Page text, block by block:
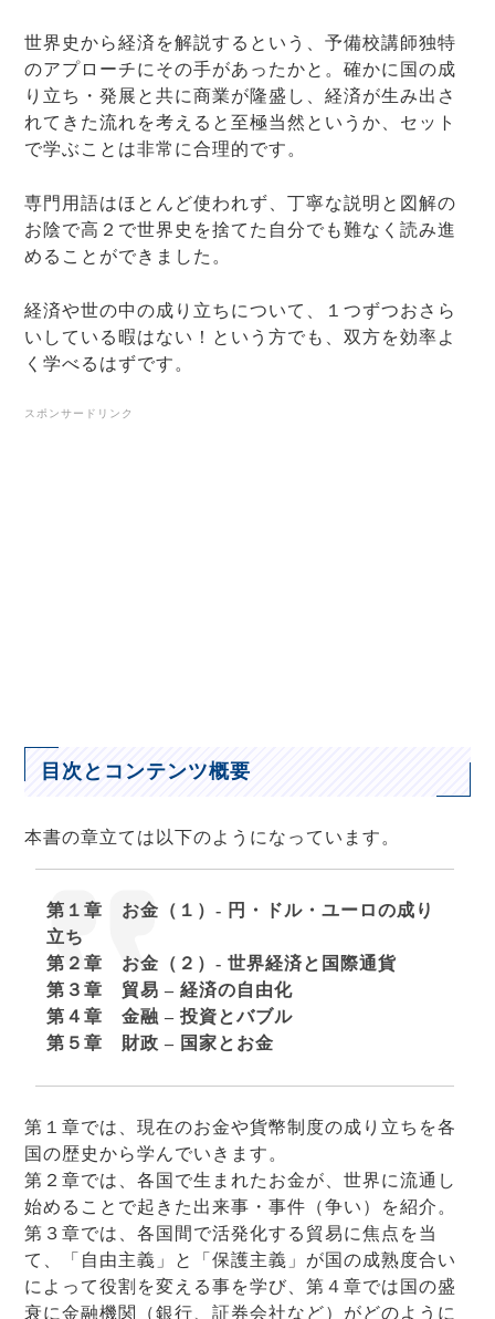
世界史から経済を解説するという、予備校講師独特
のアプローチにその手があったかと。確かに国の成
り立ち・発展と共に商業が隆盛し、経済が生み出さ
れてきた流れを考えると至極当然というか、セット
で学ぶことは非常に合理的です。
専門用語はほとんど使われず、丁寧な説明と図解の
お陰で高２で世界史を捨てた自分でも難なく読み進
めることができました。
経済や世の中の成り立ちについて、１つずつおさら
いしている暇はない！という方でも、双方を効率よ
く学べるはずです。
スポンサードリンク
目次とコンテンツ概要
本書の章立ては以下のようになっています。
第１章 お金（１）- 円・ドル・ユーロの成り
立ち
第２章 お金（２）- 世界経済と国際通貨
第３章 貿易 – 経済の自由化
第４章 金融 – 投資とバブル
第５章 財政 – 国家とお金
第１章では、現在のお金や貨幣制度の成り立ちを各
国の歴史から学んでいきます。
第２章では、各国で生まれたお金が、世界に流通し
始めることで起きた出来事・事件（争い）を紹介。
第３章では、各国間で活発化する貿易に焦点を当
て、「自由主義」と「保護主義」が国の成熟度合い
によって役割を変える事を学び、第４章では国の盛
衰に金融機関（銀行、証券会社など）がどのように